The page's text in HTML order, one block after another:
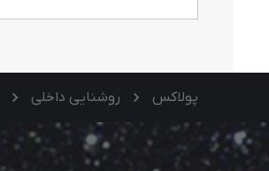
پولاکس روشنایی داخلی